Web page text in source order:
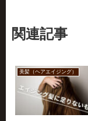
関連記事
美髪（ヘアエイジング）